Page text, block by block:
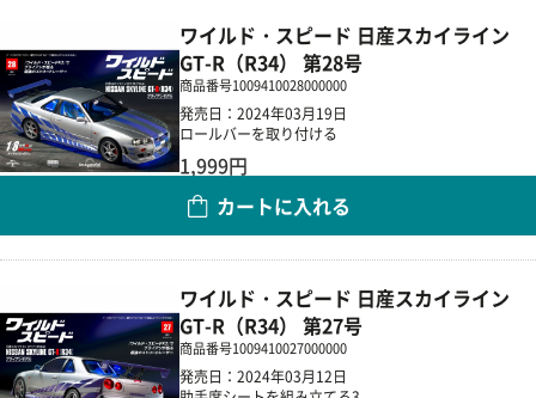
ワイルド・スピード 日産スカイライン
GT-R（R34） 第28号
商品番号1009410028000000
発売日：2024年03月19日
ロールバーを取り付ける
1,999円
カートに入れる
ワイルド・スピード 日産スカイライン
GT-R（R34） 第27号
商品番号1009410027000000
発売日：2024年03月12日